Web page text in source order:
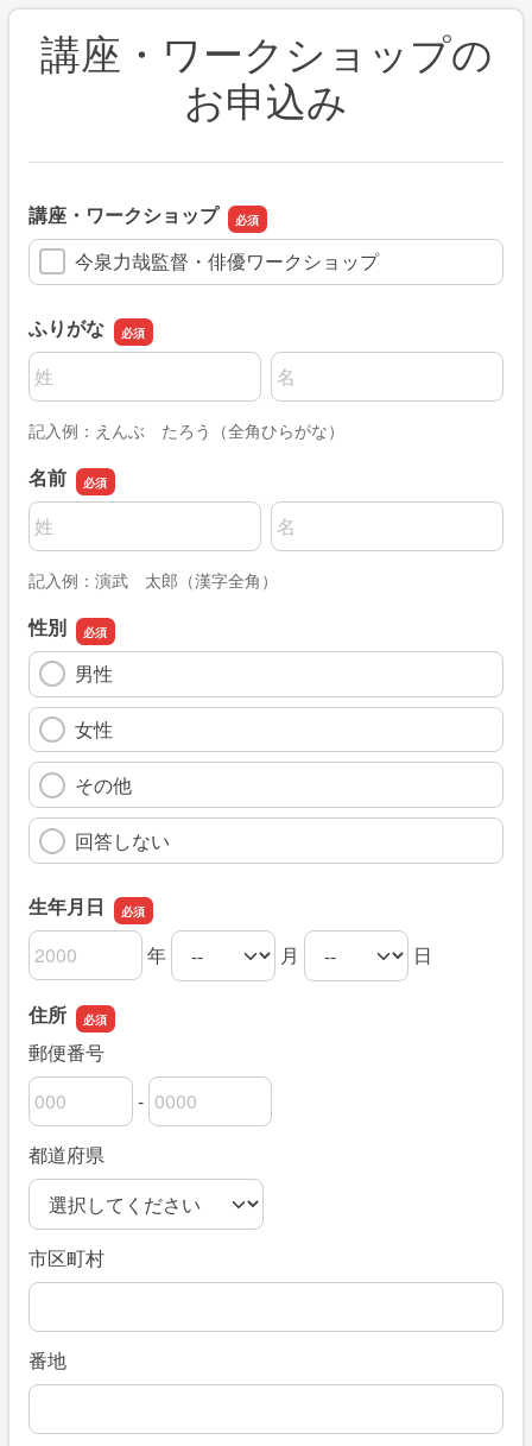
講座・ワークショップの
お申込み
講座・ワークショップ
今泉力哉監督・俳優ワークショップ
ふりがな
名前の姓
名前の名
記入例：えんぶ たろう（全角ひらがな）
名前
名前の姓
名前の名
記入例：演武 太郎（漢字全角）
性別
男性
女性
その他
回答しない
生年月日
生年月日の年 年
生年月日の月 月
生年月日の日 日
住所
郵便番号
郵便番号の上3桁
-
郵便番号の下4桁
都道府県
市区町村
番地